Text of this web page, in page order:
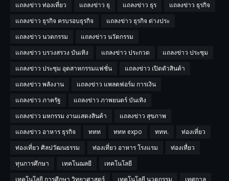
แถลงข่าว ท่องเที่ยว
แถลงข่าว ธุ แถลงข่าว ธุร
แถลงข่าว ธุรกิจ
แถลงข่าว ธุรกิจ ครบรอบธุรกิจ
แถลงข่าว ธุรกิจ ต่างประ
แถลงข่าว นวตกรรม
แถลงข่าว นวัตกรรม
แถลงข่าว บรวงสรวง บันเทิง
แถลงข่าว ประกวด
แถลงข่าว ประชุม
แถลงข่าว ประชุม อุตสาหกรรมแฟชั่น
แถลงข่าว เปิดตัวสินค้า
แถลงข่าว พลังงาน
แถลงข่าว แพลตฟอร์ม การเงิน
แถลงข่าว ภาครัฐ
แถลงข่าว ภาพยนตร์ บันเทิง
แถลงข่าว มหกรรม งานแสดงสินค้า
แถลงข่าว สุขภาพ
แถลงข่าว อาหาร ธุรกิจ
ททท ททท expo ททท.
ท่องเที่ยว
ท่องเที่ยว ศิลปวัฒนธรรม
ท่องเที่ยว อาหาร โรงแรม
ท่องเทื่ยว
ทุนการศึกษา
เทคโนฌลยี
เทคโนโลยี
เทคโนโลยี การศีกษา วิทยาศาสตร์
เทคโนโลยี นวตกรรม เทศกาล